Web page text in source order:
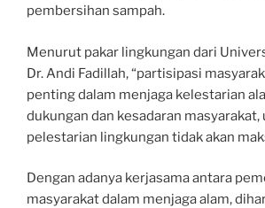
pembersihan sampah.
Menurut pakar lingkungan dari
Dr. Andi Fadillah, “partisipasi
penting dalam menjaga kelestarian
dukungan dan kesadaran masyarakat,
pelestarian lingkungan tidak akan
Dengan adanya kerjasama antara
masyarakat dalam menjaga alam,